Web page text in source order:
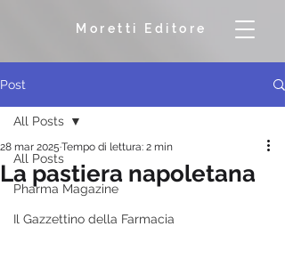
Moretti Editore
Post
All Posts
Pharma Magazine
Il Gazzettino della Farmacia
All Posts
La pastiera napoletana
28 mar 2025 Tempo di lettura: 2 min